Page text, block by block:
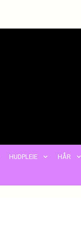
HUDPLEIE HÅR